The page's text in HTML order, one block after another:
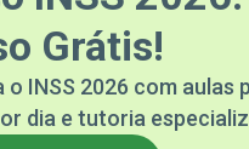
Grátis!
o INSS 2026 com
dia e tutoria